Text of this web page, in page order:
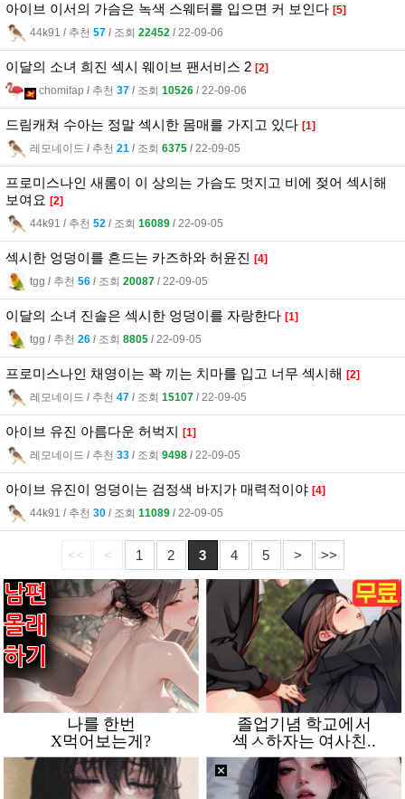
아이브 이서의 가슴은 녹색 스웨터를 입으면 커 보인다 [5]
44k91 l 추천 57 l 조회 22452 l 22-09-06
이달의 소녀 희진 섹시 웨이브 팬서비스 2 [2]
chomifap l 추천 37 l 조회 10526 l 22-09-06
드림캐쳐 수아는 정말 섹시한 몸매를 가지고 있다 [1]
레모네이드 l 추천 21 l 조회 6375 l 22-09-05
프로미스나인 새롬이 이 상의는 가슴도 멋지고 비에 젖어 섹시해
보여요 [2]
44k91 l 추천 52 l 조회 16089 l 22-09-05
섹시한 엉덩이를 흔드는 카즈하와 허윤진 [4]
tgg l 추천 56 l 조회 20087 l 22-09-05
이달의 소녀 진솔은 섹시한 엉덩이를 자랑한다 [1]
tgg l 추천 26 l 조회 8805 l 22-09-05
프로미스나인 채영이는 꽉 끼는 치마를 입고 너무 섹시해 [2]
레모네이드 l 추천 47 l 조회 15107 l 22-09-05
아이브 유진 아름다운 허벅지 [1]
레모네이드 l 추천 33 l 조회 9498 l 22-09-05
아이브 유진이 엉덩이는 검정색 바지가 매력적이야 [4]
44k91 l 추천 30 l 조회 11089 l 22-09-05
<< < 1 2 3 4 5 > >>